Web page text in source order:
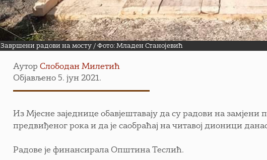
Завршени радови на мосту / Фото: Младен Станојевић
АуторСлободан Милетић
Објављено 5. јун 2021.
Из Мјесне заједнице обавјештавају да су радови на
предвиђеног рока и да је саобраћај на читавој дионици
Радове је финансирала Општина Теслић.